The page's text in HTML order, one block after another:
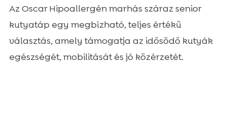
Az Oscar Hipoallergén marhás száraz senior
kutyatáp egy megbízható, teljes értékű
választás, amely támogatja az idősödő kutyák
egészségét, mobilitását és jó közérzetét.